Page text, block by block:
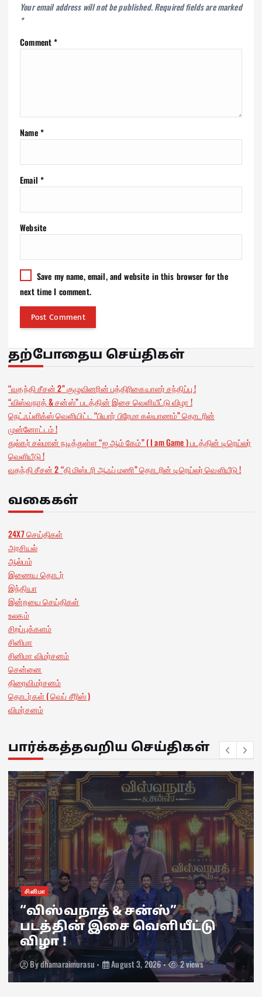
Your email address will not be published.Required fields are marked
*
Comment*
Name*
Email *
Website
Save my name, email, and website in this browser for the
next time I comment.
தற்போதைய செய்திகள்
“வதந்தி சீசன் 2” குழுவினரின் பத்திரிகையாளர் சந்திப்பு !
“விஸ்வநாத் & சன்ஸ்” படத்தின் இசை வெளியீட்டு விழா !
நெட்ஃப்ளிக்ஸ் வெளியிட்ட “பியார் பிரேமா கல்யாணம்” தொடரின்
முன்னோட்டம் !
துல்கர் சல்மான் நடித்துள்ள “ஐ ஆம் கேம்” ( I am Game ) படத்தின் டிரெய்லர்
வெளியீடு !
வதந்தி சீசன் 2 “தி மிஸ்டரி ஆஃப் மணி” தொடரின் டிரெய்லர் வெளியீடு !
வகைகள்
24X7 செய்திகள்
அரசியல்
ஆல்பம்
இணைய தொடர்
இந்தியா
இன்றயை செய்திகள்
உலகம்
சிறப்புக்களம்
சினிமா
சினிமா விமர்சனம்
சென்னை
திரைவிமர்சனம்
தொடர்கள் ( வெப் சீரிஸ் )
விமர்சனம்
பார்க்கத்தவறிய செய்திகள்
இணைய தொடர்
நெட்ஃப்ளிக்ஸ் வெளியிட்ட
“பியார் பிரேமா கல்யாணம்”
தொடரின் முன்னோட்டம் !
Bydhamaraimurasu July 31, 2026 4 views